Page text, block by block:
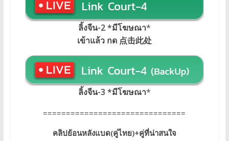
ลิ้งจีน-2 *มีโฆษณา*
เข้าแล้ว กด 点击此处
ลิ้งจีน-3 *มีโฆษณา*
===============================
คลิปย้อนหลังแบด(คู่ไทย)+คู่ที่น่าสนใจ